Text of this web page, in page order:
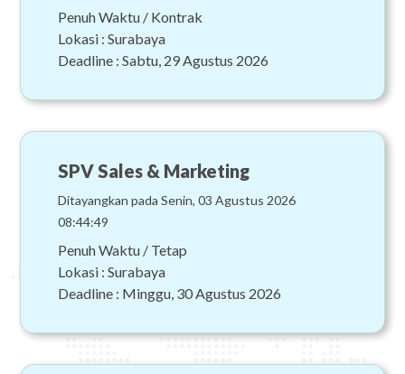
Penuh Waktu / Kontrak
Lokasi : Surabaya
Deadline : Sabtu, 29 Agustus 2026
SPV Sales & Marketing
Ditayangkan pada Senin, 03 Agustus 2026
08:44:49
Penuh Waktu / Tetap
Lokasi : Surabaya
Deadline : Minggu, 30 Agustus 2026